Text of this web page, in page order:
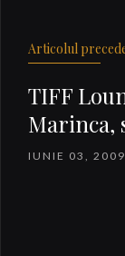
Articolul
TIFF
Marinca,
IUNIE 03, 2009